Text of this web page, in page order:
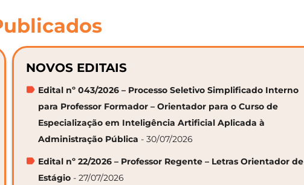
NOVOS EDITAIS
Edital nº 043/2026 – Processo Seletivo Simplificado Interno
para Professor Formador – Orientador para o Curso de
Especialização em Inteligência Artificial Aplicada à
Administração Pública - 30/07/2026
Edital nº 22/2026 – Professor Regente – Letras Orientador de
Estágio - 27/07/2026